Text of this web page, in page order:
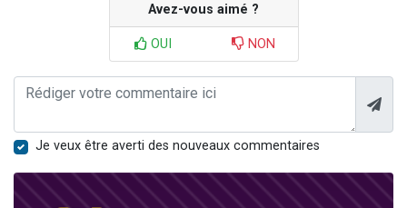
Avez-vous aimé ?
OUI NON
Je veux être averti des nouveaux commentaires